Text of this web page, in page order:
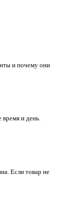
и почему они
время и день.
Если товар не